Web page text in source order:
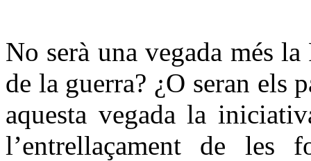
No serà una vegada més
de la guerra? ¿O seran els
aquesta vegada la
l’entrellaçament de les